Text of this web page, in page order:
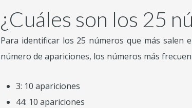
¿Cuáles son los 25
Para identificar los 25 números que más salen
número de apariciones, los números más
3: 10 apariciones
44: 10 apariciones